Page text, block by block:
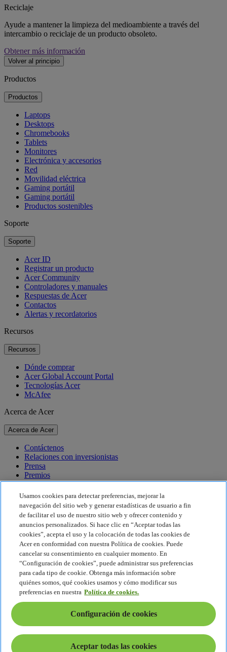
Reciclaje
Ayude a mantener la limpieza del medioambiente a través del
intercambio o reciclaje de un producto obsoleto.
Obtener más información
Volver al principio
Productos
Productos
Laptops
Desktops
Chromebooks
Tablets
Monitores
Electrónica y accesorios
Red
Movilidad eléctrica
Gaming portátil
Gaming portátil
Productos sostenibles
Soporte
Soporte
Acer ID
Registrar un producto
Acer Community
Controladores y manuales
Respuestas de Acer
Contactos
Alertas y recordatorios
Recursos
Recursos
Dónde comprar
Acer Global Account Portal
Tecnologías Acer
McAfee
Acerca de Acer
Acerca de Acer
Contáctenos
Relaciones con inversionistas
Prensa
Premios
Eventos
Sostenibilidad
Sostenibilidad
Responsabilidad social corporativa
Huella de carbono del producto
Proyecto Humanity
Earthion
Política de privacidad
Política de cookies
Aviso legal
Información legal adicional
Política de accesibilidad
Configuración de cookies
América Latina - Español
Usamos cookies para detectar preferencias, mejorar la
navegación del sitio web y generar estadísticas de usuario a fin
de facilitar el uso de nuestro sitio web y ofrecer contenido y
anuncios personalizados. Si hace clic en “Aceptar todas las
cookies”, acepta el uso y la colocación de todas las cookies de
Acer en conformidad con nuestra Política de cookies. Puede
cancelar su consentimiento en cualquier momento. En
“Configuración de cookies”, puede administrar sus preferencias
para cada tipo de cookie. Obtenga más información sobre
quiénes somos, qué cookies usamos y cómo modificar sus
preferencias en nuestra Política de cookies.
Configuración de cookies
Aceptar todas las cookies